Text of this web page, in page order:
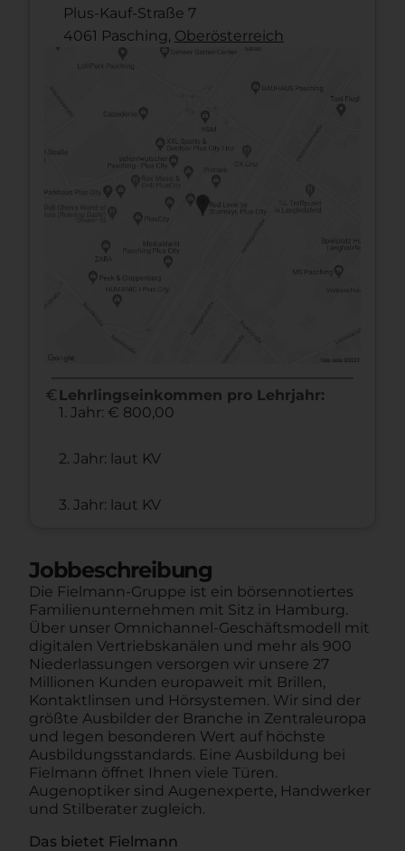
Plus-Kauf-Straße 7
4061 Pasching, Ober­österreich
euro Lehrlingseinkommen pro Lehrjahr:
1. Jahr: € 800,00
2. Jahr: laut KV
3. Jahr: laut KV
Jobbeschreibung
Die Fielmann-Gruppe ist ein börsennotiertes
Familienunternehmen mit Sitz in Hamburg.
Über unser Omnichannel-Geschäftsmodell mit
digitalen Vertriebskanälen und mehr als 900
Niederlassungen versorgen wir unsere 27
Millionen Kunden europaweit mit Brillen,
Kontaktlinsen und Hörsystemen. Wir sind der
größte Ausbilder der Branche in Zentraleuropa
und legen besonderen Wert auf höchste
Ausbildungsstandards. Eine Ausbildung bei
Fielmann öffnet Ihnen viele Türen.
Augenoptiker sind Augenexperte, Handwerker
und Stilberater zugleich.
Das bietet Fielmann